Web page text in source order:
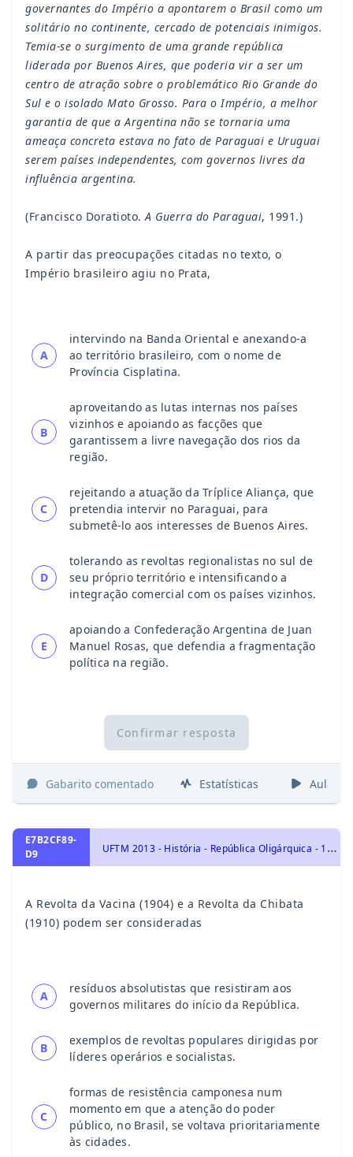
governantes do Império a apontarem o Brasil como um
solitário no continente, cercado de potenciais inimigos.
Temia-se o surgimento de uma grande república
liderada por Buenos Aires, que poderia vir a ser um
centro de atração sobre o problemático Rio Grande do
Sul e o isolado Mato Grosso. Para o Império, a melhor
garantia de que a Argentina não se tornaria uma
ameaça concreta estava no fato de Paraguai e Uruguai
serem países independentes, com governos livres da
influência argentina.
(Francisco Doratioto.A Guerra do Paraguai, 1991.)
A partir das preocupações citadas no texto, o
Império brasileiro agiu no Prata,
A
intervindo na Banda Oriental e anexando-a
ao território brasileiro, com o nome de
Província Cisplatina.
B
aproveitando as lutas internas nos países
vizinhos e apoiando as facções que
garantissem a livre navegação dos rios da
região.
C
rejeitando a atuação da Tríplice Aliança, que
pretendia intervir no Paraguai, para
submetê-lo aos interesses de Buenos Aires.
D
tolerando as revoltas regionalistas no sul de
seu próprio território e intensificando a
integração comercial com os países vizinhos.
E
apoiando a Confederação Argentina de Juan
Manuel Rosas, que defendia a fragmentação
política na região.
Confirmar resposta
Gabarito comentado Estatísticas Aulas
E7B2CF89-
D9
U
FTM 2013 - História - República Oligárquica - 1889 a 1930, História do Brasil
A Revolta da Vacina (1904) e a Revolta da Chibata
(1910) podem ser consideradas
A
resíduos absolutistas que resistiram aos
governos militares do início da República.
B
exemplos de revoltas populares dirigidas por
líderes operários e socialistas.
C
formas de resistência camponesa num
momento em que a atenção do poder
público, no Brasil, se voltava prioritariamente
às cidades.